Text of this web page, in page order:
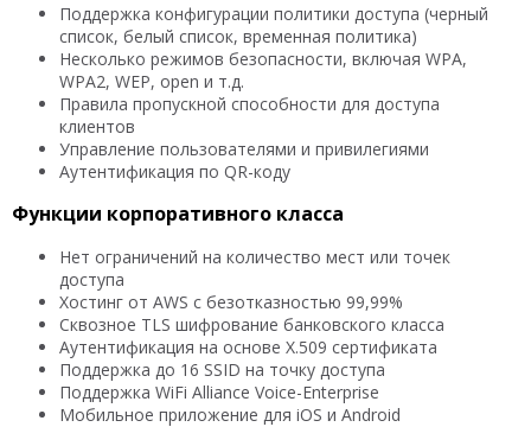
Поддержка конфигурации политики доступа (черный
список, белый список, временная политика)
Несколько режимов безопасности, включая WPA,
WPA2, WEP, open и т.д.
Правила пропускной способности для доступа
клиентов
Управление пользователями и привилегиями
Аутентификация по QR-коду
Функции корпоративного класса
Нет ограничений на количество мест или точек
доступа
Хостинг от AWS с безотказностью 99,99%
Сквозное TLS шифрование банковского класса
Аутентификация на основе X.509 сертификата
Поддержка до 16 SSID на точку доступа
Поддержка WiFi Alliance Voice-Enterprise
Мобильное приложение для iOS и Android